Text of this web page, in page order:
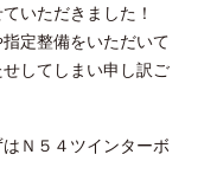
いただきました！
定整備をいただいて
してしまい申し訳ご
Ｎ５４ツインターボ